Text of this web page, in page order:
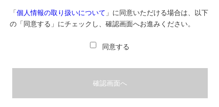
「個人情報の取り扱いについて 」に同意いただける場合は、
以下
の「同意する」にチェックし、確認画面へお進みください。
同意する
確認画面へ